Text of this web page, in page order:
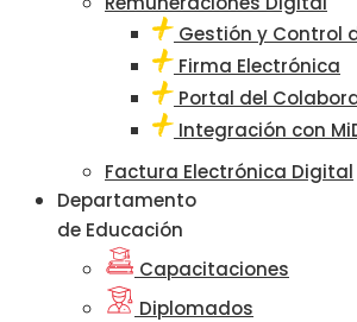
Gestión y Control
Firma Electrónica
Portal del
Integración con
Factura Electrónica Digital
Departamento
de Educación
Capacitaciones
Diplomados